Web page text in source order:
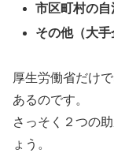
市区町村の自
その他（大手
厚生労働省だけ
あるのです。
さっそく２つの
ょう。